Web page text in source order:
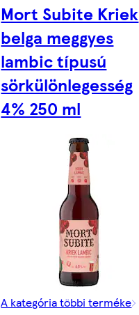
Mort Subite Kriek
belga meggyes
lambic típusú
sörkülönlegesség
4% 250 ml
A kategória többi terméke